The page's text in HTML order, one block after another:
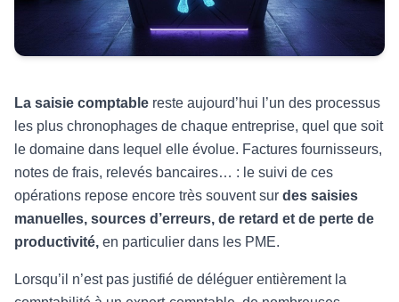
La saisie comptable reste aujourd’hui l’un des processus
les plus chronophages de chaque entreprise, quel que soit
le domaine dans lequel elle évolue. Factures fournisseurs,
notes de frais, relevés bancaires… : le suivi de ces
opérations repose encore très souvent sur des saisies
manuelles, sources d’erreurs, de retard et de perte de
productivité, en particulier dans les PME.
Lorsqu’il n’est pas justifié de déléguer entièrement la